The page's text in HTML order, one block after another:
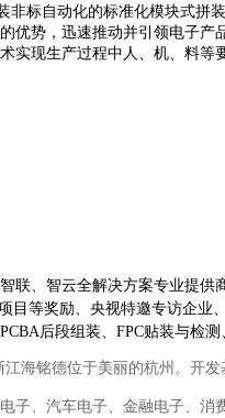
非标自动化的标准化模块式拼
优势，迅速推动并引领电子
实现生产过程中人、机、料
、智云全解决方案专业提供
目等奖励、央视特邀专访企业
PCBA后段组装、 FPC贴装与检
海铭德位于美丽的杭州。开
子、汽车电子、金融电子、消